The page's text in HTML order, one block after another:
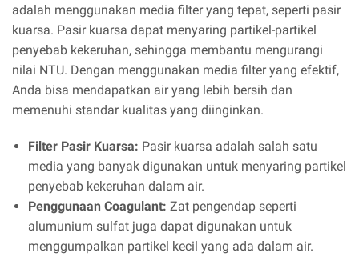
adalah menggunakan media filter yang tepat, seperti pasir
kuarsa. Pasir kuarsa dapat menyaring partikel-partikel
penyebab kekeruhan, sehingga membantu mengurangi
nilai NTU. Dengan menggunakan media filter yang efektif,
Anda bisa mendapatkan air yang lebih bersih dan
memenuhi standar kualitas yang diinginkan.
Filter Pasir Kuarsa: Pasir kuarsa adalah salah satu
media yang banyak digunakan untuk menyaring partikel
penyebab kekeruhan dalam air.
Penggunaan Coagulant: Zat pengendap seperti
alumunium sulfat juga dapat digunakan untuk
menggumpalkan partikel kecil yang ada dalam air.